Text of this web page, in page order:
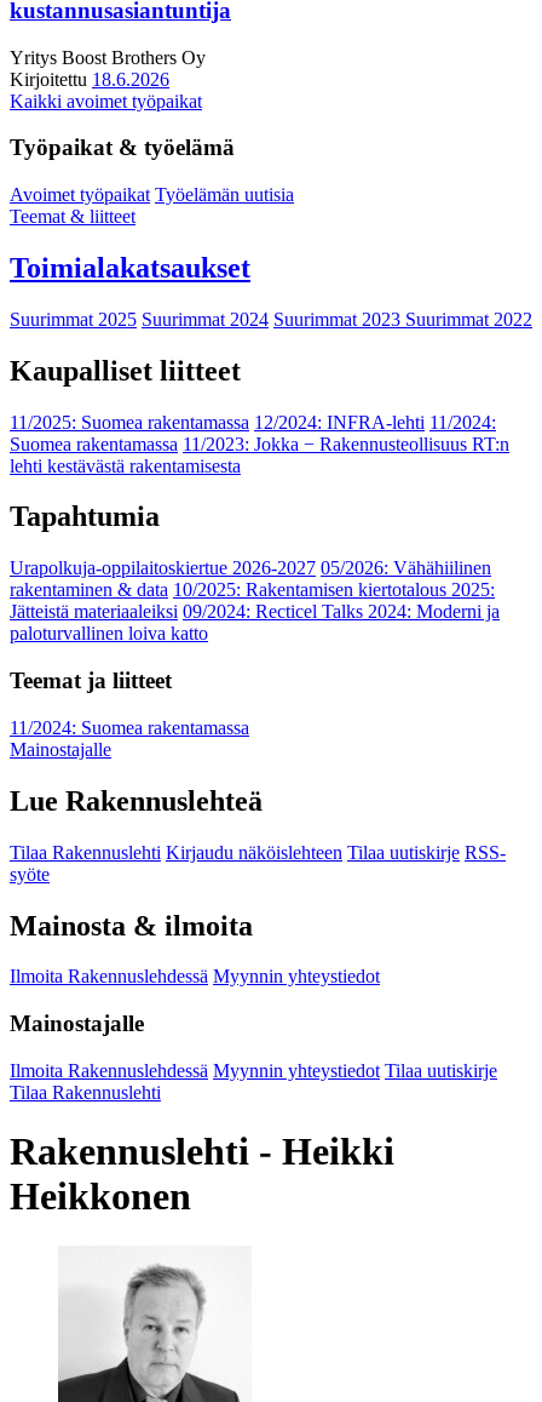
kustannusasiantuntija
Yritys Boost Brothers Oy
Kirjoitettu 18.6.2026
Kaikki avoimet työpaikat
Työpaikat & työelämä
Avoimet työpaikat Työelämän uutisia
Teemat & liitteet
Toimialakatsaukset
Suurimmat 2025 Suurimmat 2024 Suurimmat 2023 Suurimmat 2022
Kaupalliset liitteet
11/2025: Suomea rakentamassa 12/2024: INFRA-lehti 11/2024:
Suomea rakentamassa 11/2023: Jokka − Rakennusteollisuus RT:n
lehti kestävästä rakentamisesta
Tapahtumia
Urapolkuja-oppilaitoskiertue 2026-2027 05/2026: Vähähiilinen
rakentaminen & data 10/2025: Rakentamisen kiertotalous 2025:
Jätteistä materiaaleiksi 09/2024: Recticel Talks 2024: Moderni ja
paloturvallinen loiva katto
Teemat ja liitteet
11/2024: Suomea rakentamassa
Mainostajalle
Lue Rakennuslehteä
Tilaa Rakennuslehti Kirjaudu näköislehteen Tilaa uutiskirje RSS-
syöte
Mainosta & ilmoita
Ilmoita Rakennuslehdessä Myynnin yhteystiedot
Mainostajalle
Ilmoita Rakennuslehdessä Myynnin yhteystiedot Tilaa uutiskirje
Tilaa Rakennuslehti
Rakennuslehti - Heikki
Heikkonen